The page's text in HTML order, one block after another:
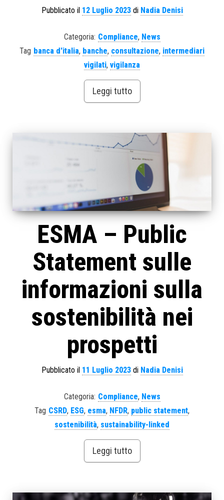
Pubblicato il 12 Luglio 2023di Nadia Denisi
Categoria: Compliance, News
Tag banca d'italia, banche, consultazione, intermediari
vigilati, vigilanza
Leggi tutto
ESMA – Public
Statement sulle
informazioni sulla
sostenibilità nei
prospetti
Pubblicato il 11 Luglio 2023di Nadia Denisi
Categoria: Compliance, News
Tag CSRD, ESG, esma, NFDR, public statement,
sostenibilità, sustainability-linked
Leggi tutto